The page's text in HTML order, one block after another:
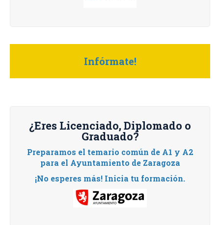
Infórmate!
¿Eres Licenciado, Diplomado o
Graduado?
Preparamos el temario común de A1 y A2
para el Ayuntamiento de Zaragoza
¡No esperes más! Inicia tu formación.